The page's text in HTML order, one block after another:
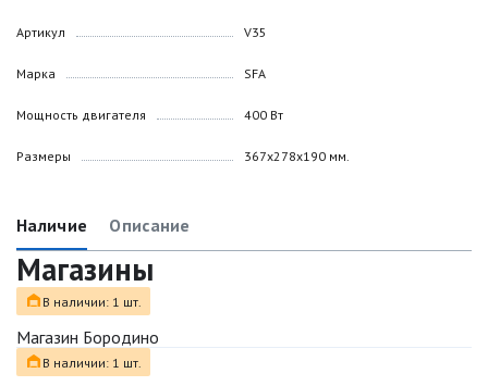
Артикул
Марка
Мощность двигателя
Размеры
V35
SFA
400 Вт
367x278x190 мм.
Наличие Описание
Магазины
В наличии: 1 шт.
Магазин Бородино
В наличии: 1 шт.